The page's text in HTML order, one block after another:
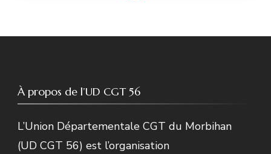
À propos de l’UD CGT 56
L’Union Départementale CGT du Morbihan
(UD CGT 56) est l’organisation